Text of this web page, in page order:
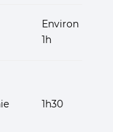
Environ
1h
1h30